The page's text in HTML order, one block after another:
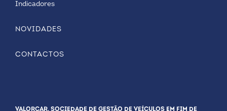
Indicadores
NOVIDADES
CONTACTOS
VALORCAR. SOCIEDADE DE GESTÃO DE VEÍCULOS EM FIM DE